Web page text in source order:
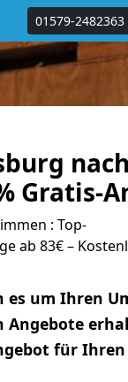
01579-2482363
nach
Gratis-
: Top-
ab 83€ –
um Ihren
Angebote
für